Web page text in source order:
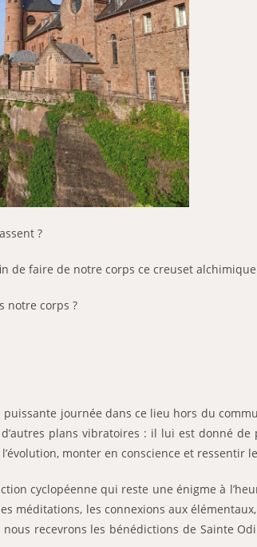
?
faire de notre corps ce creuset
notre corps ?
journée dans ce lieu hors du
plans vibratoires : il lui est donné de
monter en conscience et ressentir
cyclopéenne qui reste une énigme à
méditations, les connexions aux
recevrons les bénédictions de Sainte